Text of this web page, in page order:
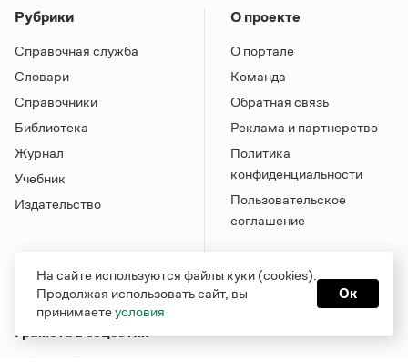
Рубрики
Справочная служба
Словари
Справочники
Библиотека
Журнал
Учебник
Издательство
О проекте
О портале
Команда
Обратная связь
Реклама и партнерство
Политика
конфиденциальности
Пользовательское
соглашение
Грамота в соцсетях
На сайте используются файлы куки (cookies).
Продолжая использовать сайт, вы
принимаетеусловия
Ок